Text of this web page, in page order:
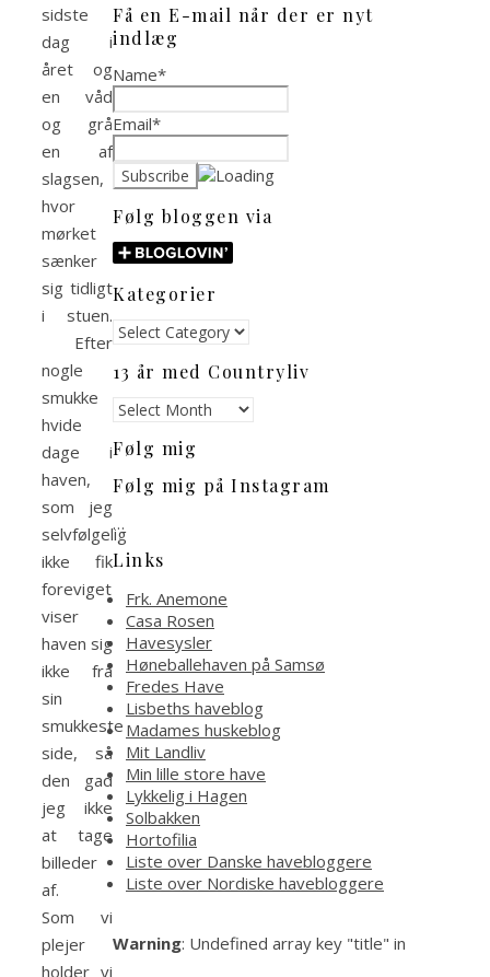
sidste
dag i
året og
en våd
og grå
en af
slagsen,
hvor
mørket
sænker
sig tidligt
i stuen.
Efter
nogle
smukke
hvide
dage i
haven,
som jeg
selvfølgelig
ikke fik
foreviget
viser
haven sig
ikke fra
sin
smukkeste
side, så
den gad
jeg ikke
at tage
billeder
af.
Som vi
plejer
holder vi
Få en E-mail når der er nyt
indlæg
Name*
Email*
Følg bloggen via
Kategorier
Kategorier
13 år med Countryliv
13
med
Countryliv
Følg mig
Følg mig på Instagram
…
Links
Frk. Anemone
Casa Rosen
Havesysler
Høneballehaven på Samsø
Fredes Have
Lisbeths haveblog
Madames huskeblog
Mit Landliv
Min lille store have
Lykkelig i Hagen
Solbakken
Hortofilia
Liste over Danske havebloggere
Liste over Nordiske havebloggere
Warning: Undefined array key "title" in